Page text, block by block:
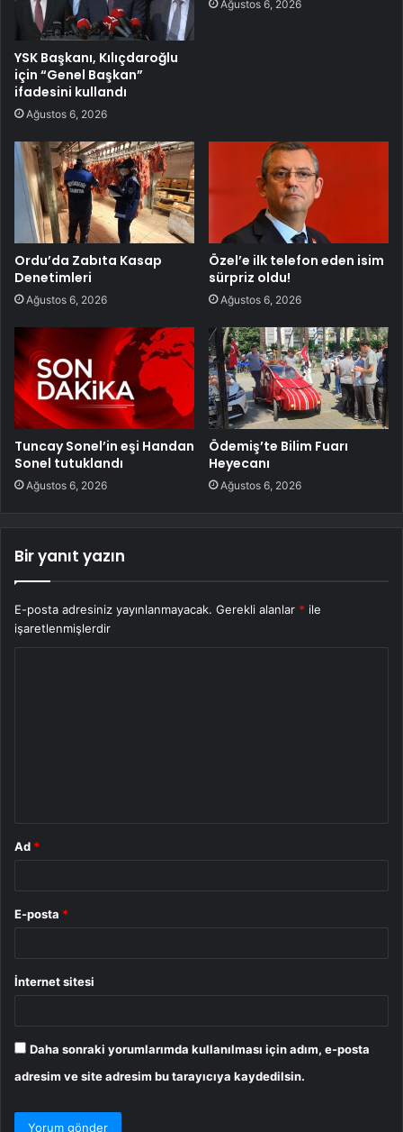
YSK Başkanı, Kılıçdaroğlu
için “Genel Başkan”
ifadesini kullandı
Ağustos 6, 2026
Ağustos 6, 2026
Ordu’da Zabıta Kasap
Denetimleri
Ağustos 6, 2026
Özel’e ilk telefon eden isim
sürpriz oldu!
Ağustos 6, 2026
Tuncay Sonel’in eşi Handan
Sonel tutuklandı
Ağustos 6, 2026
Ödemiş’te Bilim Fuarı
Heyecanı
Ağustos 6, 2026
Bir yanıt yazın
E-posta adresiniz yayınlanmayacak. Gerekli alanlar * ile
işaretlenmişlerdir
Ad *
E-posta *
İnternet sitesi
Daha sonraki yorumlarımda kullanılması için adım, e-posta
adresim ve site adresim bu tarayıcıya kaydedilsin.